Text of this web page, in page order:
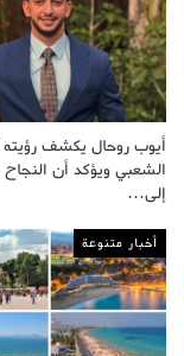
أيوب روحال يكشف
الشعبي ويؤكد أن
إلى…
أخبار متنوعة